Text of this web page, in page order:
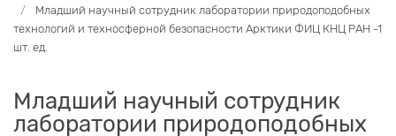
Младший научный сотрудник лаборатории природоподобных
технологий и техносферной безопасности Арктики ФИЦ КНЦ РАН -1
шт. ед.
Младший научный сотрудник
лаборатории природоподобных